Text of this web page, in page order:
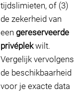
tijdslimieten, of (3)
de zekerheid van
een gereserveerde
privéplekwilt.
Vergelijk vervolgens
de beschikbaarheid
voor je exacte data